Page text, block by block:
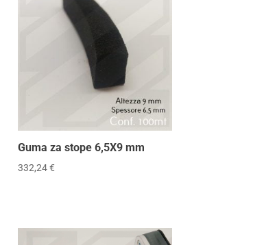
Guma za stope 6,5X9 mm
332,24€